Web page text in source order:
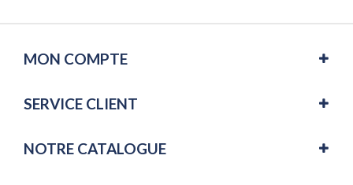
MON COMPTE
SERVICE CLIENT
NOTRE CATALOGUE